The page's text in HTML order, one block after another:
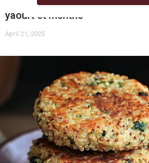
yaourt et menthe
April 21, 2025